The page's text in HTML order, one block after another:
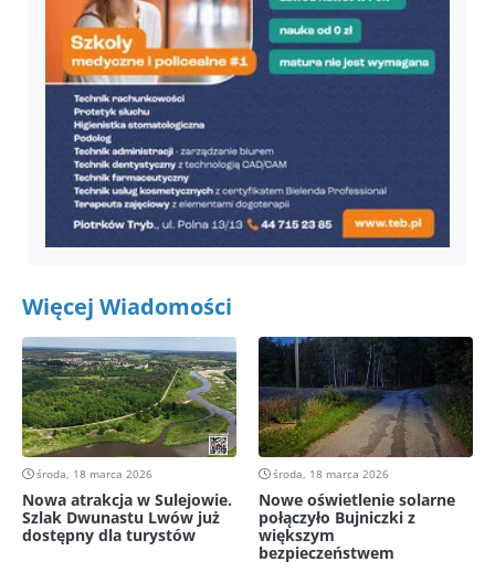
Więcej Wiadomości
środa, 18 marca 2026
Nowa atrakcja w Sulejowie.
Szlak Dwunastu Lwów już
dostępny dla turystów
środa, 18 marca 2026
Nowe oświetlenie solarne
połączyło Bujniczki z
większym
bezpieczeństwem